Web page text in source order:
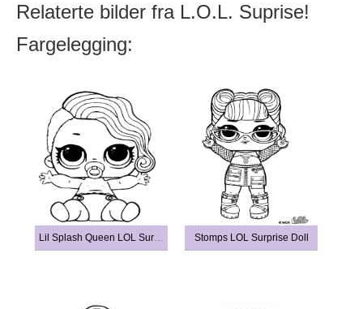
Relaterte bilder fra L.O.L. Suprise!
Fargelegging:
Lil Splash Queen LOL Surprise Doll Stomps LOL Surprise Doll